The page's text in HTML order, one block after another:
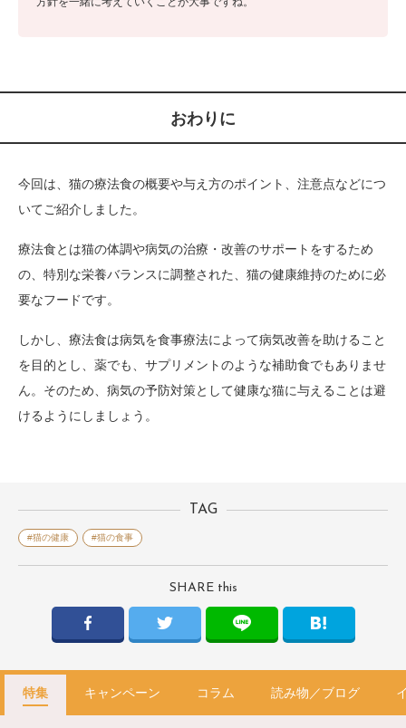
おわりに
今回は、猫の療法食の概要や与え方のポイント、注意点などにつ
いてご紹介しました。
療法食とは猫の体調や病気の治療・改善のサポートをするため
の、特別な栄養バランスに調整された、猫の健康維持のために必
要なフードです。
しかし、療法食は病気を食事療法によって病気改善を助けること
を目的とし、薬でも、サプリメントのような補助食でもありませ
ん。そのため、病気の予防対策として健康な猫に与えることは避
けるようにしましょう。
TAG
#猫の健康 #猫の食事
SHARE this
特集 キャンペーン コラム 読み物／ブログ